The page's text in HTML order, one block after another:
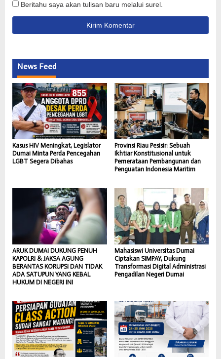
Beritahu saya akan tulisan baru melalui surel.
News Feed
Kasus HIV Meningkat, Legislator
Dumai Minta Perda Pencegahan
LGBT Segera Dibahas
Provinsi Riau Pesisir: Sebuah
Ikhtiar Konstitusional untuk
Pemerataan Pembangunan dan
Penguatan Indonesia Maritim
ARUK DUMAI DUKUNG PENUH
KAPOLRI & JAKSA AGUNG
BERANTAS KORUPSI DAN TIDAK
ADA SATUPUN YANG KEBAL
HUKUM DI NEGERI INI
Mahasiswi Universitas Dumai
Ciptakan SIMPAY, Dukung
Transformasi Digital Administrasi
Pengadilan Negeri Dumai